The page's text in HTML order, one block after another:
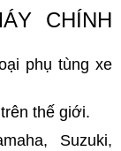
CHÍNH
phụ tùng xe
thế giới.
Suzuki,